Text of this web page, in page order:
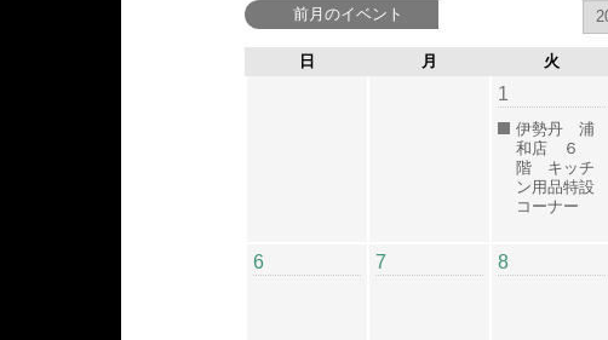
前月のイベント
日 月 火
1
伊勢丹 浦
和店 ６
階 キッチ
ン用品特設
コーナー
6 7 8